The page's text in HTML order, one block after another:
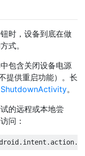
时，设备到底在做
式。
包含关闭设备电源
提供重启功能）。长
ShutdownActivity。
的远程或本地尝
问：